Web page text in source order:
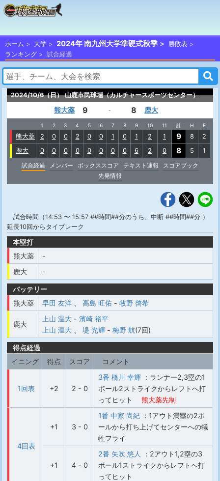
ホーム 大学 2024年 南九州大学準硬式秋季
勝敗表
ランキング
試合経過
2024/10/6（日） 山鹿市民球場（カルチャースポーツセンター）
熊大薬 9 - 8 鹿大
1 2 3 4 5 6 7 8 9 10 11 計 H E
熊大薬 2 0 0 2 0 0 1 0 1 2 1 9 8
2
鹿大
0 0 0 0 0 0 0 0 6 2 0 8 5
1
試合経過
メンバー ボックススコア テキスト速報
スコアブック
先発情報
試合時間（14:53 〜 15:57 ##時間##分のうち、中断 ##時間##分 ）
延長10回からタイブレーク
本塁打
熊大薬
-
鹿大
-
バッテリー
熊大薬
早田 友洋 高島 旺佑 - 牧野 啓希
鹿大
上山 温大 - 濱崎 裕平
上山 温大
堤 光輝 - 梅野 航(7回)
得点経過
イニング
得点 スコア コメント
1回表 +2 2 - 0
3番 橋川 幸輝 ：ランナー2,3塁の1
ボール2ストライクからレフトへ打
ってヒット
熊大薬先制
4回表
+1 3 - 0
1番 中家 尚紀 ：1アウト満塁の2ボ
ールから打ち上げてセンターへの犠
牲フライ
+1 4 - 0
2番 矢吹 悠人
：2アウト1,2塁の3
ボール1ストライクからレフトへ打
ってヒット